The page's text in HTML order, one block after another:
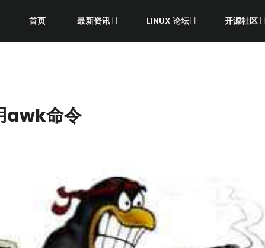
首页 最新资讯 LINUX 论坛 开源社区
awk命令